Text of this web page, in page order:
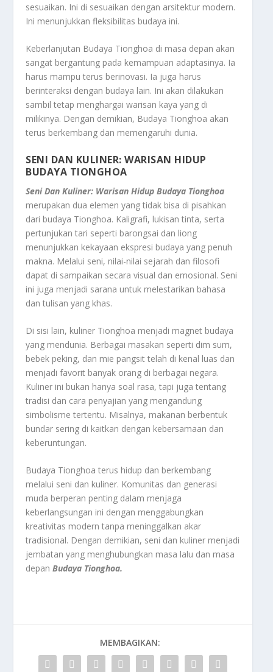
sesuaikan. Ini di sesuaikan dengan arsitektur modern.
Ini menunjukkan fleksibilitas budaya ini.
Keberlanjutan Budaya Tionghoa di masa depan akan
sangat bergantung pada kemampuan adaptasinya. Ia
harus mampu terus berinovasi. Ia juga harus
berinteraksi dengan budaya lain. Ini akan dilakukan
sambil tetap menghargai warisan kaya yang di
milikinya. Dengan demikian, Budaya Tionghoa akan
terus berkembang dan memengaruhi dunia.
SENI DAN KULINER: WARISAN HIDUP
BUDAYA TIONGHOA
Seni Dan Kuliner: Warisan Hidup Budaya Tionghoa
merupakan dua elemen yang tidak bisa di pisahkan
dari budaya Tionghoa. Kaligrafi, lukisan tinta, serta
pertunjukan tari seperti barongsai dan liong
menunjukkan kekayaan ekspresi budaya yang penuh
makna. Melalui seni, nilai-nilai sejarah dan filosofi
dapat di sampaikan secara visual dan emosional. Seni
ini juga menjadi sarana untuk melestarikan bahasa
dan tulisan yang khas.
Di sisi lain, kuliner Tionghoa menjadi magnet budaya
yang mendunia. Berbagai masakan seperti dim sum,
bebek peking, dan mie pangsit telah di kenal luas dan
menjadi favorit banyak orang di berbagai negara.
Kuliner ini bukan hanya soal rasa, tapi juga tentang
tradisi dan cara penyajian yang mengandung
simbolisme tertentu. Misalnya, makanan berbentuk
bundar sering di kaitkan dengan kebersamaan dan
keberuntungan.
Budaya Tionghoa terus hidup dan berkembang
melalui seni dan kuliner. Komunitas dan generasi
muda berperan penting dalam menjaga
keberlangsungan ini dengan menggabungkan
kreativitas modern tanpa meninggalkan akar
tradisional. Dengan demikian, seni dan kuliner menjadi
jembatan yang menghubungkan masa lalu dan masa
depan Budaya Tionghoa.
MEMBAGIKAN: